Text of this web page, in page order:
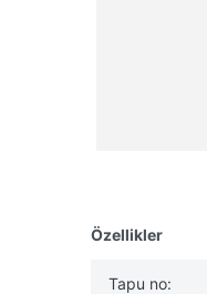
Özellikler
Tapu no: